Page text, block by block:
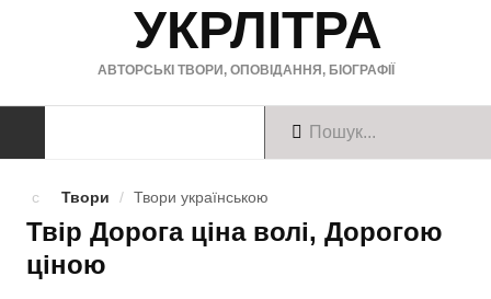
УКРЛІТРА
АВТОРСЬКІ ТВОРИ, ОПОВІДАННЯ, БІОГРАФІЇ
Твори українською
Твори / Твори українською
Твір Дорога ціна волі, Дорогою
ціною